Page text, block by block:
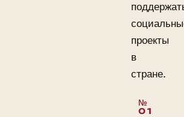
проекты
в
стране.